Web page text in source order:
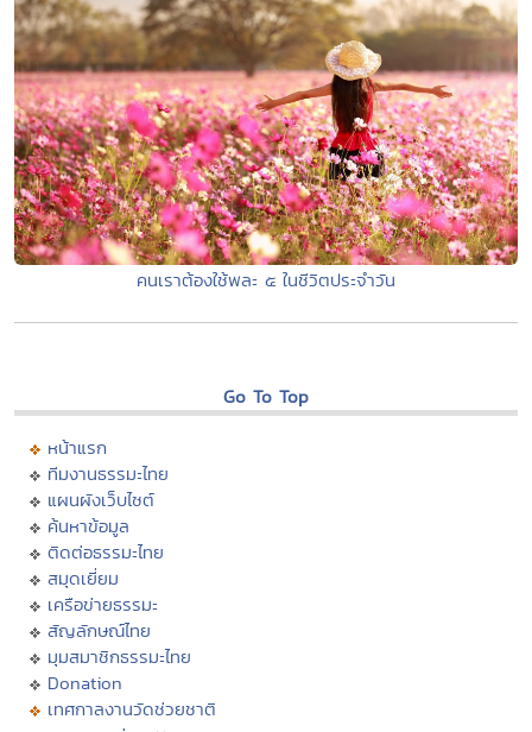
คนเราต้องใช้พละ ๕ ในชีวิตประจำวัน
Go To Top
หน้าแรก
ทีมงานธรรมะไทย
แผนผังเว็บไซต์
ค้นหาข้อมูล
ติดต่อธรรมะไทย
สมุดเยี่ยม
เครือข่ายธรรมะ
สัญลักษณ์ไทย
มุมสมาชิกธรรมะไทย
Donation
เทศกาลงานวัดช่วยชาติ